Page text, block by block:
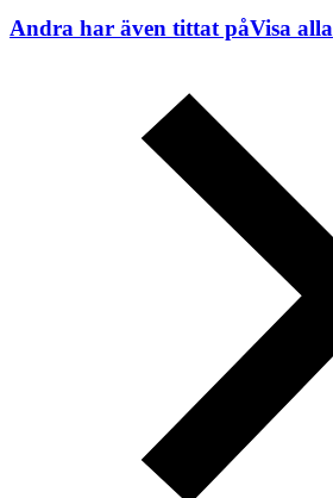
Andra har även tittat påVisa alla